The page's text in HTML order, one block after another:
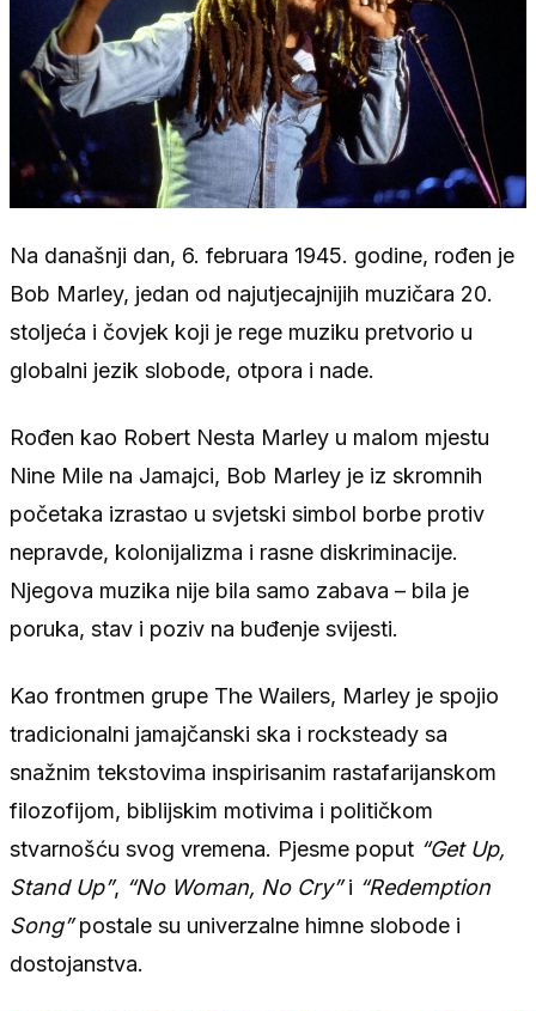
Na današnji dan, 6. februara 1945. godine, rođen je
Bob Marley, jedan od najutjecajnijih muzičara 20.
stoljeća i čovjek koji je rege muziku pretvorio u
globalni jezik slobode, otpora i nade.
Rođen kao Robert Nesta Marley u malom mjestu
Nine Mile na Jamajci, Bob Marley je iz skromnih
početaka izrastao u svjetski simbol borbe protiv
nepravde, kolonijalizma i rasne diskriminacije.
Njegova muzika nije bila samo zabava – bila je
poruka, stav i poziv na buđenje svijesti.
Kao frontmen grupe The Wailers, Marley je spojio
tradicionalni jamajčanski ska i rocksteady sa
snažnim tekstovima inspirisanim rastafarijanskom
filozofijom, biblijskim motivima i političkom
stvarnošću svog vremena. Pjesme poput “Get Up,
Stand Up”, “No Woman, No Cry”i “Redemption
Song”postale su univerzalne himne slobode i
dostojanstva.